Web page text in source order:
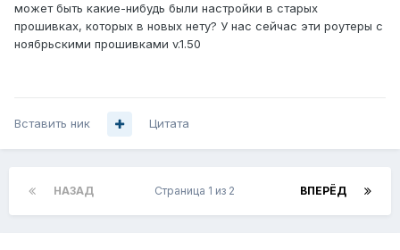
может быть какие-нибудь были настройки в старых
прошивках, которых в новых нету? У нас сейчас эти роутеры с
ноябрьскими прошивками v.1.50
Вставить ник Цитата
НАЗАД ВПЕРЁД
Страница 1 из 2